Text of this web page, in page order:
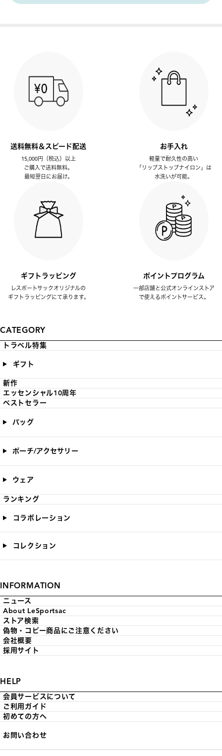
送料無料＆スピード配送
15,000円（税込）以上
ご購入で送料無料。
最短翌日にお届け。
お手入れ
軽量で耐久性の高い
「リップストップナイロン」は
水洗いが可能。
ギフトラッピング
レスポートサックオリジナルの
ギフトラッピングにて承ります。
ポイントプログラム
一部店舗と公式オンラインストア
で使えるポイントサービス。
CATEGORY
トラベル特集
ギフト
新作
エッセンシャル10周年
ベストセラー
バッグ
ポーチ/アクセサリー
ウェア
ランキング
コラボレーション
コレクション
INFORMATION
ニュース
About LeSportsac
ストア検索
偽物・コピー商品にご注意ください
会社概要
採用サイト
HELP
会員サービスについて
ご利用ガイド
初めての方へ
お問い合わせ